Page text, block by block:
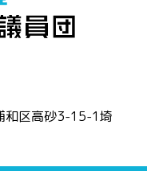
和区高砂3-15-1埼